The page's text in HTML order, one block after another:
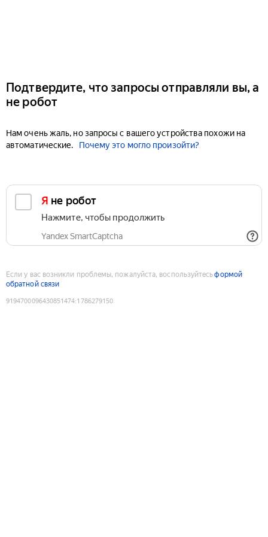
Подтвердите, что запросы отправляли вы, а
не робот
Нам очень жаль, но запросы с вашего устройства похожи на
автоматические.
Почему это могло произойти?
Я не робот
Нажмите, чтобы продолжить
Yandex SmartCaptcha
Если у вас возникли проблемы, пожалуйста, воспользуйтесьформой
обратной связи
9194700096430851474:1786279150